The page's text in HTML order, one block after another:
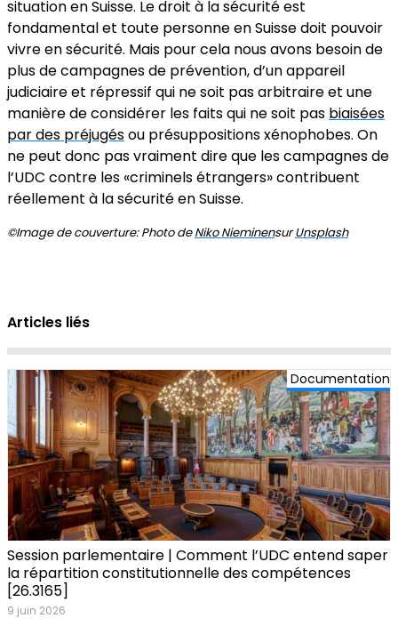
situation en Suisse. Le droit à la sécurité est
fondamental et toute personne en Suisse doit pouvoir
vivre en sécurité. Mais pour cela nous avons besoin de
plus de campagnes de prévention, d’un appareil
judiciaire et répressif qui ne soit pas arbitraire et une
manière de considérer les faits qui ne soit pas biaisées
par des préjugésou présuppositions xénophobes. On
ne peut donc pas vraiment dire que les campagnes de
l’UDC contre les «criminels étrangers» contribuent
réellement à la sécurité en Suisse.
©Image de couverture: Photo deNiko NieminensurUnsplash
Articles liés
Documentation
Session parlementaire | Comment l’UDC entend saper
la répartition constitutionnelle des compétences
[26.3165]
9 juin 2026